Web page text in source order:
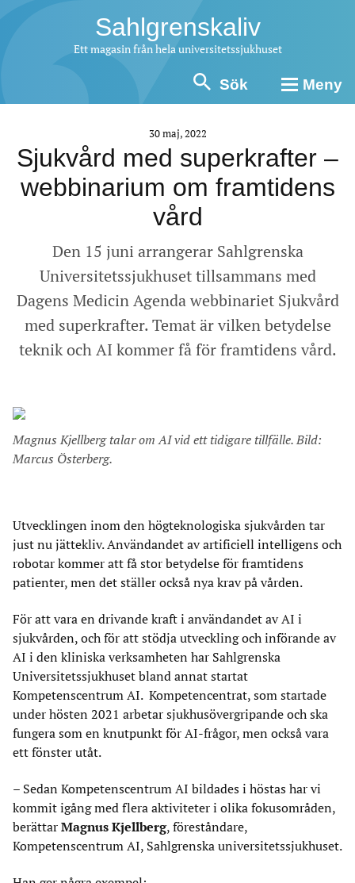
Sahlgrenskaliv
Ett magasin från hela universitetssjukhuset
Sök Meny
30 maj, 2022
Sjukvård med superkrafter –
webbinarium om framtidens
vård
Den 15 juni arrangerar Sahlgrenska
Universitetssjukhuset tillsammans med
Dagens Medicin Agenda webbinariet Sjukvård
med superkrafter. Temat är vilken betydelse
teknik och AI kommer få för framtidens vård.
Magnus Kjellberg talar om AI vid ett tidigare tillfälle. Bild:
Marcus Österberg.
Utvecklingen inom den högteknologiska sjukvården tar
just nu jättekliv. Användandet av artificiell intelligens och
robotar kommer att få stor betydelse för framtidens
patienter, men det ställer också nya krav på vården.
För att vara en drivande kraft i användandet av AI i
sjukvården, och för att stödja utveckling och införande av
AI i den kliniska verksamheten har Sahlgrenska
Universitetssjukhuset bland annat startat
Kompetenscentrum AI. Kompetencentrat, som startade
under hösten 2021 arbetar sjukhusövergripande och ska
fungera som en knutpunkt för AI-frågor, men också vara
ett fönster utåt.
– Sedan Kompetenscentrum AI bildades i höstas har vi
kommit igång med flera aktiviteter i olika fokusområden,
berättar Magnus Kjellberg, föreståndare,
Kompetenscentrum AI, Sahlgrenska universitetssjukhuset.